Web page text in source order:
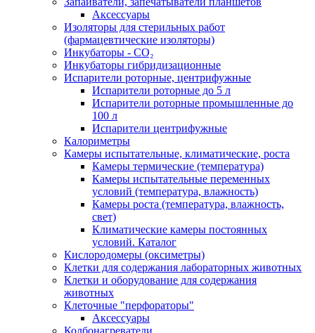
Аксессуары
Изоляторы для стерильных работ
(фармацевтические изоляторы)
Инкубаторы - CO₂
Инкубаторы гибридизационные
Испарители роторные, центрифужные
Испарители роторные до 5 л
Испарители роторные промышленные до
100 л
Испарители центрифужные
Калориметры
Камеры испытательные, климатические, роста
Камеры термические (температура)
Камеры испытательные переменных
условий (температура, влажность)
Камеры роста (температура, влажность,
свет)
Климатические камеры постоянных
условий. Каталог
Кислородомеры (оксиметры)
Клетки для содержания лабораторных животных
Клетки и оборудование для содержания
животных
Клеточные "перфораторы"
Аксессуары
Колбонагреватели